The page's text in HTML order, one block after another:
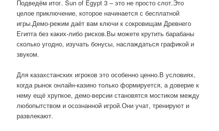
Подведём итог. Sun of Egypt 3 – это не просто слот.Это
целое приключение, которое начинается с бесплатной
игры.Демо-режим даёт вам ключи к сокровищам Древнего
Египта без каких-либо рисков.Вы можете крутить барабаны
сколько угодно, изучать бонусы, наслаждаться графикой и
звуком.
Для казахстанских игроков это особенно ценно.В условиях,
когда рынок онлайн-казино только формируется, а доверие к
нему ещё хрупкое, демо-версии становятся мостиком между
любопытством и осознанной игрой.Они учат, тренируют и
развлекают.